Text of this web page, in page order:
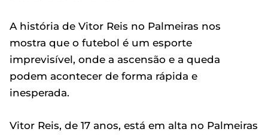
A história de Vitor Reis no Palmeiras nos
mostra que o futebol é um esporte
imprevisível, onde a ascensão e a queda
podem acontecer de forma rápida e
inesperada.
Vitor Reis, de 17 anos, está em alta no Palmeiras